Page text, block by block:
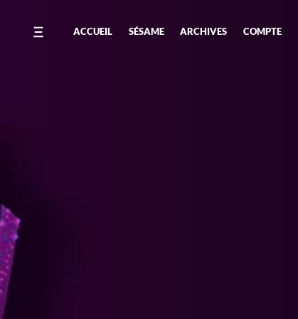
ACCUEIL SÉSAME ARCHIVES COMPTE